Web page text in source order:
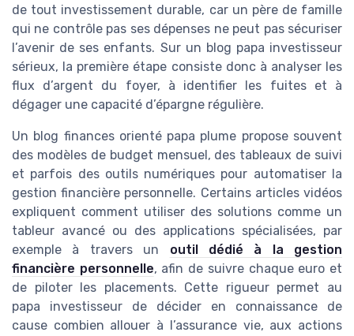
de tout investissement durable, car un père de famille
qui ne contrôle pas ses dépenses ne peut pas sécuriser
l’avenir de ses enfants. Sur un blog papa investisseur
sérieux, la première étape consiste donc à analyser les
flux d’argent du foyer, à identifier les fuites et à
dégager une capacité d’épargne régulière.
Un blog finances orienté papa plume propose souvent
des modèles de budget mensuel, des tableaux de suivi
et parfois des outils numériques pour automatiser la
gestion financière personnelle. Certains articles vidéos
expliquent comment utiliser des solutions comme un
tableur avancé ou des applications spécialisées, par
exemple à travers un outil dédié à la gestion
financière personnelle, afin de suivre chaque euro et
de piloter les placements. Cette rigueur permet au
papa investisseur de décider en connaissance de
cause combien allouer à l’assurance vie, aux actions